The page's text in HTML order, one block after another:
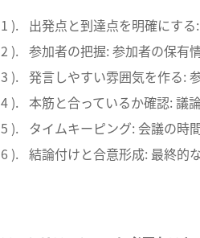
出発点と到達点を明確にする
参加者の把握: 参加者の保有
発言しやすい雰囲気を作る:
本筋と合っているか確認: 議
タイムキーピング: 会議の時
結論付けと合意形成: 最終的